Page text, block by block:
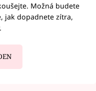
Možná budete
jak dopadnete zítra,